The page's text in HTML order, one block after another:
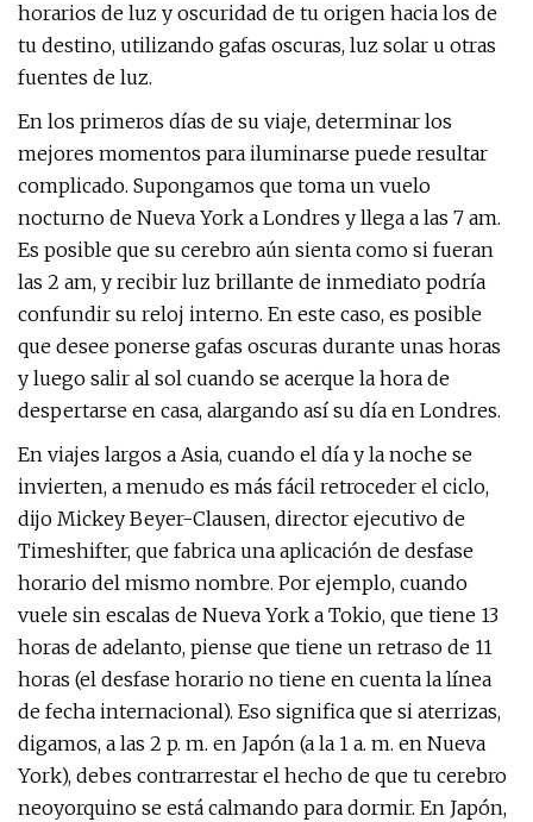
horarios de luz y oscuridad de tu origen hacia los de
tu destino, utilizando gafas oscuras, luz solar u otras
fuentes de luz.
En los primeros días de su viaje, determinar los
mejores momentos para iluminarse puede resultar
complicado. Supongamos que toma un vuelo
nocturno de Nueva York a Londres y llega a las 7 am.
Es posible que su cerebro aún sienta como si fueran
las 2 am, y recibir luz brillante de inmediato podría
confundir su reloj interno. En este caso, es posible
que desee ponerse gafas oscuras durante unas horas
y luego salir al sol cuando se acerque la hora de
despertarse en casa, alargando así su día en Londres.
En viajes largos a Asia, cuando el día y la noche se
invierten, a menudo es más fácil retroceder el ciclo,
dijo Mickey Beyer-Clausen, director ejecutivo de
Timeshifter, que fabrica una aplicación de desfase
horario del mismo nombre. Por ejemplo, cuando
vuele sin escalas de Nueva York a Tokio, que tiene 13
horas de adelanto, piense que tiene un retraso de 11
horas (el desfase horario no tiene en cuenta la línea
de fecha internacional). Eso significa que si aterrizas,
digamos, a las 2 p. m. en Japón (a la 1 a. m. en Nueva
York), debes contrarrestar el hecho de que tu cerebro
neoyorquino se está calmando para dormir. En Japón,